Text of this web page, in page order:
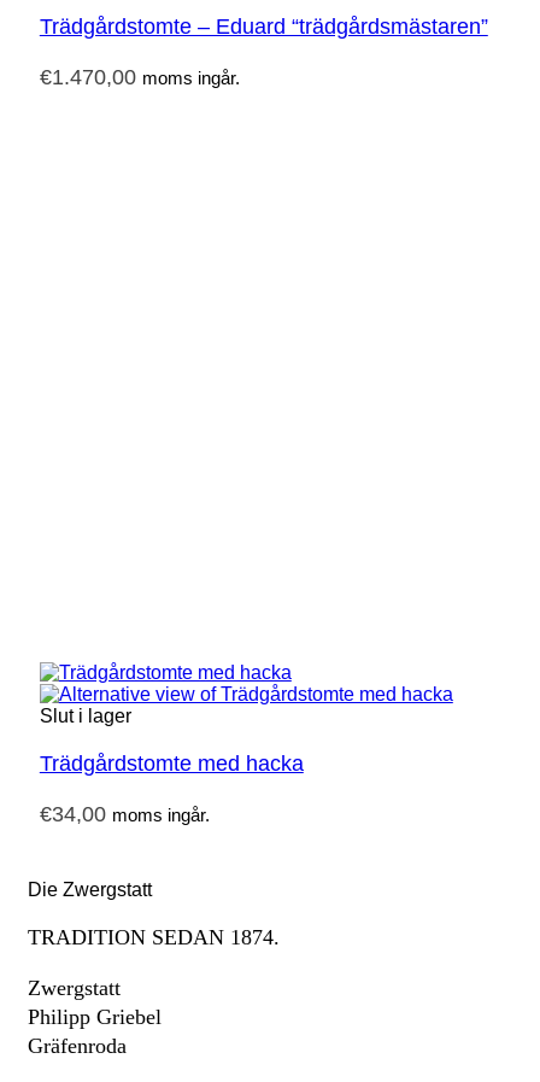
Trädgårdstomte – Eduard “trädgårdsmästaren”
€1.470,00 moms ingår.
Slut i lager
Trädgårdstomte med hacka
€34,00 moms ingår.
Die Zwergstatt
TRADITION SEDAN 1874.
Zwergstatt
Philipp Griebel
Gräfenroda